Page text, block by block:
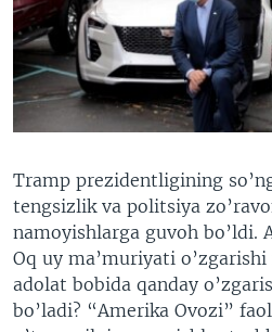
VIDEO
XABARLAR SURATLARDA
ODNOKLASSNIKI
TELEGRAM
TWITTER
SOUNDCLOUD
VOA
Tramp prezidentligining
tengsizlik va politsiya
namoyishlarga guvoh bo’ldi.
Oq uy ma’muriyati
adolat bobida qanday
bo’ladi? “Amerika Ovozi”